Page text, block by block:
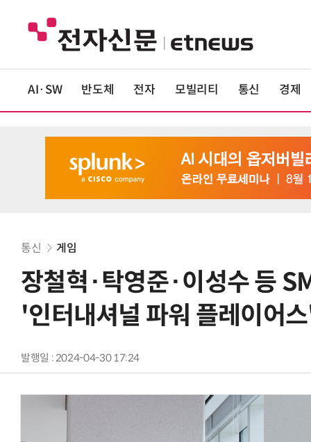
AI·SW 반도체 전자 모빌리티 통신 경제
통신 게임
장철혁·탁영준·이성수 등
'인터내셔널 파워 플레이어
발행일 : 2024-04-30 17:24